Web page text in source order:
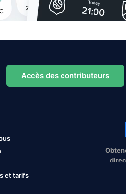
Accès des contributeurs
et tarifs